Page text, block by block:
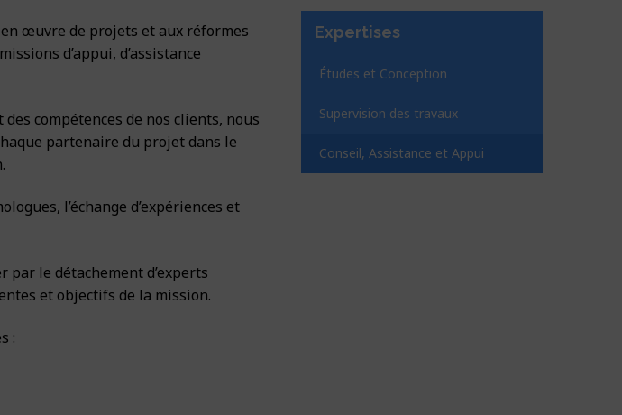
& TIC
en œuvre de projets et aux réformes
d’appui, d’assistance
compétences de nos clients, nous
partenaire du projet dans le
l’échange d’expériences et
le détachement d’experts
et objectifs de la mission.
:
Expertises
Études et Conception
Supervision des travaux
Conseil, Assistance et Appui